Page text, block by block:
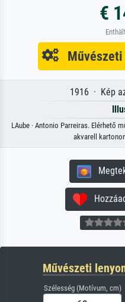
€
Művészeti
1916 · Kép
LAube · Antonio Parreiras. Elérhető
akvarell
Művészeti
Szélesség (Motívum, cm)